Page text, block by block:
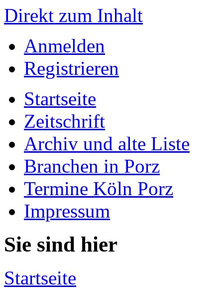
Direkt zum Inhalt
Anmelden
Registrieren
Startseite
Zeitschrift
Archiv und alte Liste
Branchen in Porz
Termine Köln Porz
Impressum
Sie sind hier
Startseite